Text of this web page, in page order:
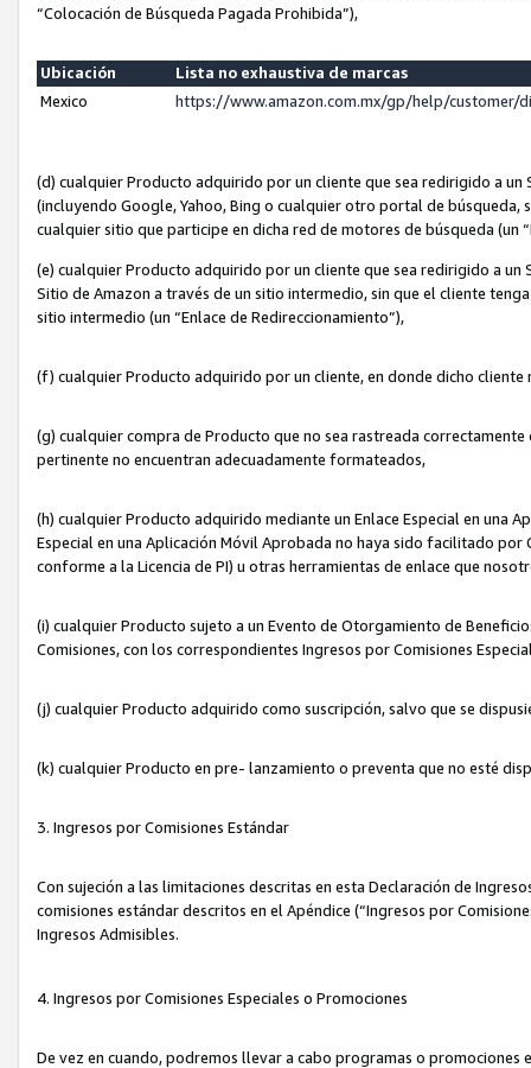
“Colocación de Búsqueda Pagada Prohibida”),
Ubicación
Lista no exhaustiva de marcas
Mexico
https://www.amazon.com.mx/gp/help/customer/
(d) cualquier Producto adquirido por un cliente que sea redirigido a
(incluyendo Google, Yahoo, Bing o cualquier otro portal de
cualquier sitio que participe en dicha red de motores de búsqueda (un
(e) cualquier Producto adquirido por un cliente que sea redirigido a un
Sitio de Amazon a través de un sitio intermedio, sin que el cliente
sitio intermedio (un “Enlace de Redireccionamiento”),
(f) cualquier Producto adquirido por un cliente, en donde dicho
(g) cualquier compra de Producto que no sea rastreada
pertinente no encuentran adecuadamente formateados,
(h) cualquier Producto adquirido mediante un Enlace Especial en una
Especial en una Aplicación Móvil Aprobada no haya sido facilitado
conforme a la Licencia de PI) u otras herramientas de enlace que
(i) cualquier Producto sujeto a un Evento de Otorgamiento de
Comisiones, con los correspondientes Ingresos por Comisiones
(j) cualquier Producto adquirido como suscripción, salvo que se
(k) cualquier Producto en pre- lanzamiento o preventa que no esté
3. Ingresos por Comisiones Estándar
Con sujeción a las limitaciones descritas en esta Declaración de
comisiones estándar descritos en el Apéndice (“Ingresos por
Ingresos Admisibles.
4. Ingresos por Comisiones Especiales o Promociones
De vez en cuando, podremos llevar a cabo programas o